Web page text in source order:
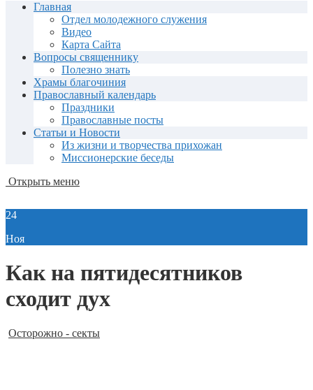
Главная
Отдел молодежного служения
Видео
Карта Сайта
Вопросы священнику
Полезно знать
Храмы благочиния
Православный календарь
Праздники
Православные посты
Статьи и Новости
Из жизни и творчества прихожан
Миссионерские беседы
Открыть меню
24
Ноя
Как на пятидесятников
сходит дух
Осторожно - секты